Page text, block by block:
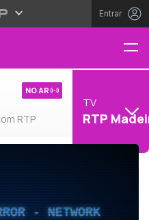
Entrar
RTP
NO AR
TV
RTP
- NETWORK